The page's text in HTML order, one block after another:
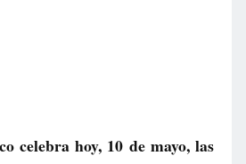
celebra hoy, 10 de mayo, las